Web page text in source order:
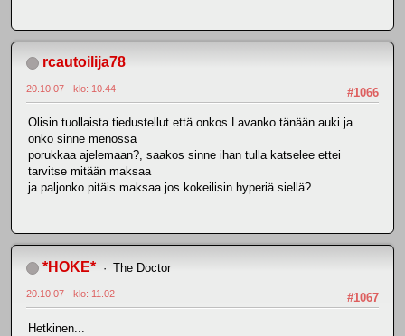
rcautoilija78
#1066
20.10.07 - klo: 10.44
Olisin tuollaista tiedustellut että onkos Lavanko tänään auki ja
onko sinne menossa
porukkaa ajelemaan?, saakos sinne ihan tulla katselee ettei
tarvitse mitään maksaa
ja paljonko pitäis maksaa jos kokeilisin hyperiä siellä?
*HOKE* The Doctor
#1067
20.10.07 - klo: 11.02
Hetkinen...